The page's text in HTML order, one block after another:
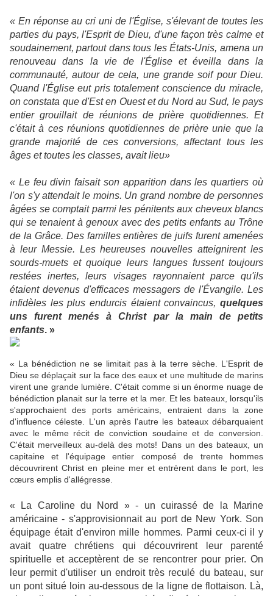
« En réponse au cri uni de l'Église, s'élevant de toutes les
parties du pays, l'Esprit de Dieu, d'une façon très calme et
soudainement, partout dans tous les États-Unis, amena un
renouveau dans la vie de l'Église et éveilla dans la
communauté, autour de cela, une grande soif pour Dieu.
Quand l'Église eut pris totalement conscience du miracle,
on constata que d'Est en Ouest et du Nord au Sud, le pays
entier grouillait de réunions de prière quotidiennes. Et
c'était à ces réunions quotidiennes de prière unie que la
grande majorité de ces conversions, affectant tous les
âges et toutes les classes, avait lieu»
« Le feu divin faisait son apparition dans les quartiers où
l'on s'y attendait le moins. Un grand nombre de personnes
âgées se comptait parmi les pénitents aux cheveux blancs
qui se tenaient à genoux avec des petits enfants au Trône
de la Grâce. Des familles entières de juifs furent amenées
à leur Messie. Les heureuses nouvelles atteignirent les
sourds-muets et quoique leurs langues fussent toujours
restées inertes, leurs visages rayonnaient parce qu'ils
étaient devenus d'efficaces messagers de l'Évangile. Les
infidèles les plus endurcis étaient convaincus, quelques
uns furent menés à Christ par la main de petits
enfants. »
« La bénédiction ne se limitait pas à la terre sèche. L'Esprit de
Dieu se déplaçait sur la face des eaux et une multitude de marins
virent une grande lumière. C'était comme si un énorme nuage de
bénédiction planait sur la terre et la mer. Et les bateaux, lorsqu'ils
s'approchaient des ports américains, entraient dans la zone
d'influence céleste. L'un après l'autre les bateaux débarquaient
avec le même récit de conviction soudaine et de conversion.
C'était merveilleux au-delà des mots! Dans un des bateaux, un
capitaine et l'équipage entier composé de trente hommes
découvrirent Christ en pleine mer et entrèrent dans le port, les
cœurs emplis d'allégresse.
« La Caroline du Nord » - un cuirassé de la Marine
américaine - s'approvisionnait au port de New York. Son
équipage était d'environ mille hommes. Parmi ceux-ci il y
avait quatre chrétiens qui découvrirent leur parenté
spirituelle et acceptèrent de se rencontrer pour prier. On
leur permit d'utiliser un endroit très reculé du bateau, sur
un pont situé loin au-dessous de la ligne de flottaison. Là,